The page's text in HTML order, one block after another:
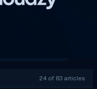
24 of 83 articles